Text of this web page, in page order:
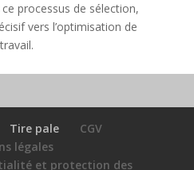
processus de sélection,
vers l’optimisation de
Tire pale
CGV
légales
et protection des